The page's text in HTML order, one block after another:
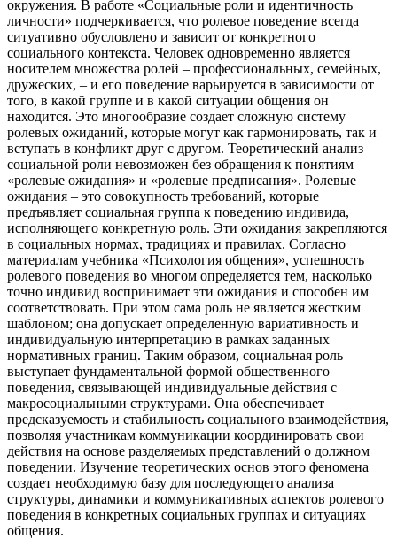
окружения. В работе «Социальные роли и идентичность
личности» подчеркивается, что ролевое поведение всегда
ситуативно обусловлено и зависит от конкретного
социального контекста. Человек одновременно является
носителем множества ролей – профессиональных, семейных,
дружеских, – и его поведение варьируется в зависимости от
того, в какой группе и в какой ситуации общения он
находится. Это многообразие создает сложную систему
ролевых ожиданий, которые могут как гармонировать, так и
вступать в конфликт друг с другом. Теоретический анализ
социальной роли невозможен без обращения к понятиям
«ролевые ожидания» и «ролевые предписания». Ролевые
ожидания – это совокупность требований, которые
предъявляет социальная группа к поведению индивида,
исполняющего конкретную роль. Эти ожидания закрепляются
в социальных нормах, традициях и правилах. Согласно
материалам учебника «Психология общения», успешность
ролевого поведения во многом определяется тем, насколько
точно индивид воспринимает эти ожидания и способен им
соответствовать. При этом сама роль не является жестким
шаблоном; она допускает определенную вариативность и
индивидуальную интерпретацию в рамках заданных
нормативных границ. Таким образом, социальная роль
выступает фундаментальной формой общественного
поведения, связывающей индивидуальные действия с
макросоциальными структурами. Она обеспечивает
предсказуемость и стабильность социального взаимодействия,
позволяя участникам коммуникации координировать свои
действия на основе разделяемых представлений о должном
поведении. Изучение теоретических основ этого феномена
создает необходимую базу для последующего анализа
структуры, динамики и коммуникативных аспектов ролевого
поведения в конкретных социальных группах и ситуациях
общения.